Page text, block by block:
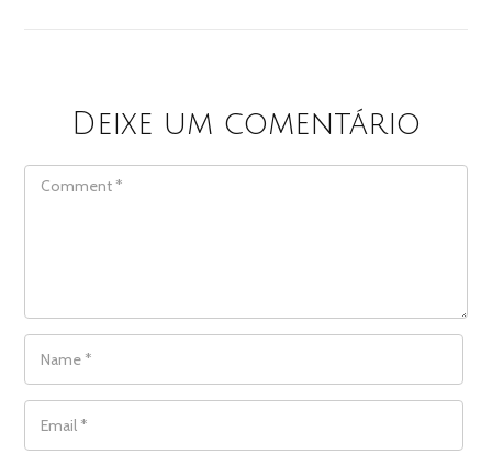
Deixe um comentário
COMMENT
NAME
EMAIL